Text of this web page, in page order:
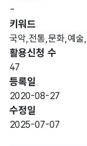
-
키워드
국악,전통,문화,예술
활용신청 수
47
등록일
2020-08-27
수정일
2025-07-07